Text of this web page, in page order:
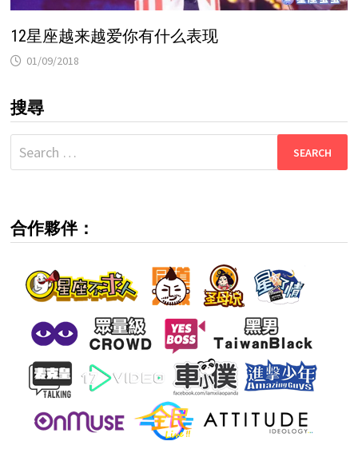
12星座越来越爱你有什么表现
01/09/2018
搜尋
Search
for:
合作夥伴：